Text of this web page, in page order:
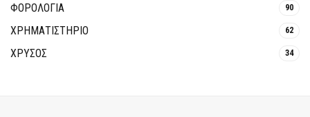
ΦΟΡΟΛΟΓΙΑ 90
ΧΡΗΜΑΤΙΣΤΗΡΙΟ 62
ΧΡΥΣΟΣ 34